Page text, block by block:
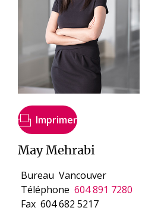
Imprimer
May Mehrabi
Bureau Vancouver
Téléphone 604 891 7280
Fax 604 682 5217